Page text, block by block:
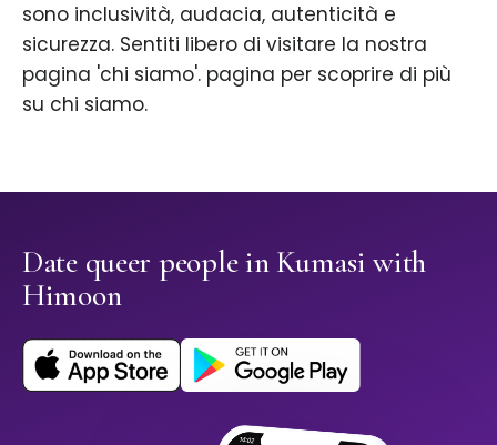
sono inclusività, audacia, autenticità e
sicurezza. Sentiti libero di visitare la nostra
pagina 'chi siamo'. pagina per scoprire di più
su chi siamo.
Date queer people in Kumasi with
Himoon